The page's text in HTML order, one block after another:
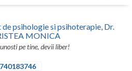
psihologie si psihoterapie, Dr.
MONICA
pe tine, devii liber!